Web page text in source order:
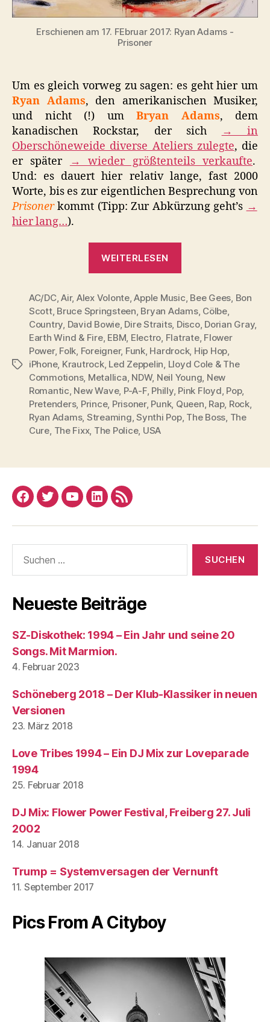
Erschienen am 17. FEbruar 2017: Ryan Adams -
Prisoner
Um es gleich vorweg zu sagen: es geht hier um
Ryan Adams, den amerikanischen Musiker,
und nicht (!) um Bryan Adams, dem
kanadischen Rockstar, der sich
→ in
Oberschöneweide diverse Ateliers zulegte, die
er später
→ wieder größtenteils verkaufte.
Und: es dauert hier relativ lange, fast 2000
Worte, bis es zur eigentlichen Besprechung von
Prisoner kommt (Tipp: Zur Abkürzung geht’s →
hier lang…).
WEITERLESEN
Adams.
Eine
Schlagwörter
AC/DC,Air, Alex Volonte,Apple Music, Bee Gees, Bon
Scott, Bruce Springsteen, Bryan Adams, Cölbe,
Country, David Bowie, Dire Straits, Disco, Dorian Gray,
Earth Wind & Fire, EBM, Electro, Flatrate, Flower
Power, Folk, Foreigner, Funk, Hardrock, Hip Hop,
iPhone, Krautrock, Led Zeppelin, Lloyd Cole & The
Commotions, Metallica, NDW, Neil Young, New
Romantic, New Wave, P-A-F, Philly, Pink Floyd, Pop,
Pretenders, Prince, Prisoner, Punk, Queen, Rap, Rock,
Ryan Adams, Streaming,Synthi Pop, The Boss, The
Cure, The Fixx, The Police, USA
Facebook
TwitterYouTube
LinkedRSS
nach:
Neueste Beiträge
SZ-Diskothek: 1994 – Ein Jahr und seine 20
Songs. Mit Marmion.
4. Februar 2023
Schöneberg 2018 – Der Klub-Klassiker in neuen
Versionen
23. März 2018
Love Tribes 1994 – Ein DJ Mix zur Loveparade
1994
25. Februar 2018
DJ Mix: Flower Power Festival, Freiberg 27. Juli
2002
14. Januar 2018
Trump = Systemversagen der Vernunft
11. September 2017
Pics From A Cityboy